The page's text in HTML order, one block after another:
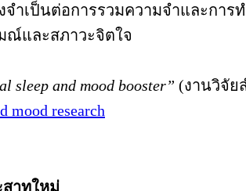
เป็นต่อการรวมความจำและการ
ณ์และสภาวะจิตใจ
sleep and mood booster” (งานวิจัย
mood research
สาทใหม่